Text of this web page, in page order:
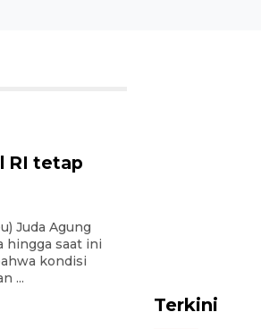
RI tetap
Juda Agung
hingga saat ini
kondisi
...
Terkini